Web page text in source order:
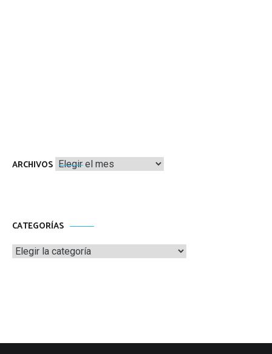
ARCHIVOS Archivos
CATEGORÍAS
Categorías